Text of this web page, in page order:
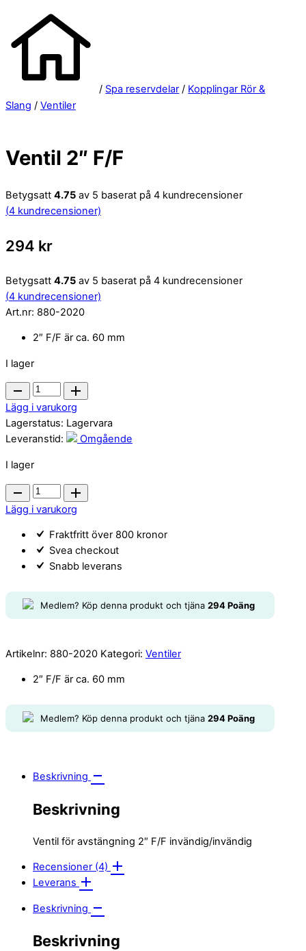
/ Spa reservdelar / Kopplingar Rör &
Slang / Ventiler
Ventil 2″ F/F
Betygsatt 4.75 av 5 baserat på 4 kundrecensioner
(4 kundrecensioner)
294 kr
Betygsatt 4.75 av 5 baserat på 4 kundrecensioner
(4 kundrecensioner)
Art.nr: 880-2020
2″ F/F är ca. 60 mm
I lager
Ventil
2"
F/F
quantity
Lägg i varukorg
Lagerstatus: Lagervara
Leveranstid:
Omgående
I lager
Ventil
2"
quantity
Lägg i varukorg
Fraktfritt över 800 kronor
Svea checkout
Snabb leverans
Medlem? Köp denna produkt och tjäna 294Poäng
Artikelnr: 880-2020 Kategori: Ventiler
2″ F/F är ca. 60 mm
Medlem? Köp denna produkt och tjäna 294Poäng
Beskrivning
Beskrivning
Ventil för avstängning 2″ F/F invändig/invändig
Recensioner (4)
Leverans
Beskrivning
Beskrivning